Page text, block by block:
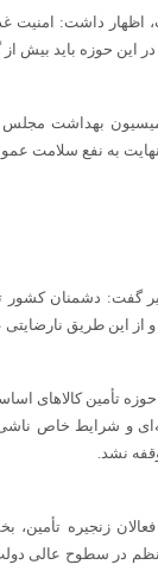
اظهار داشت:
این حوزه باید بیش
بهداشت مجلس
به نفع سلامت
دشمنان کشور
از این طریق
تأمین کالاهای
و شرایط خاص ناشی
نشد.
زنجیره
در سطوح عالی